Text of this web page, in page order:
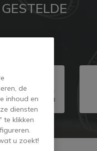
vragen
producten
de
inhoud en
diensten
te klikken
u zoekt!